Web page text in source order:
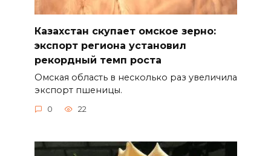
Казахстан скупает омское зерно:
экспорт региона установил
рекордный темп роста
Омская область в несколько раз увеличила
экспорт пшеницы.
0 22